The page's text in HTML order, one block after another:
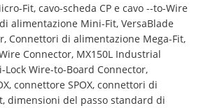
Fit, cavo-scheda CP e cavo --to-Wire
alimentazione Mini-Fit, VersaBlade
Connettori di alimentazione Mega-Fit,
Connector, MX150L Industrial
Lock Wire-to-Board Connector,
connettore SPOX, connettori di
dimensioni del passo standard di